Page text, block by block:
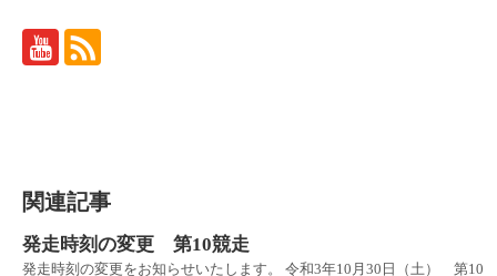
関連記事
発走時刻の変更 第10競走
発走時刻の変更をお知らせいたします。 令和3年10月30日（土） 第10